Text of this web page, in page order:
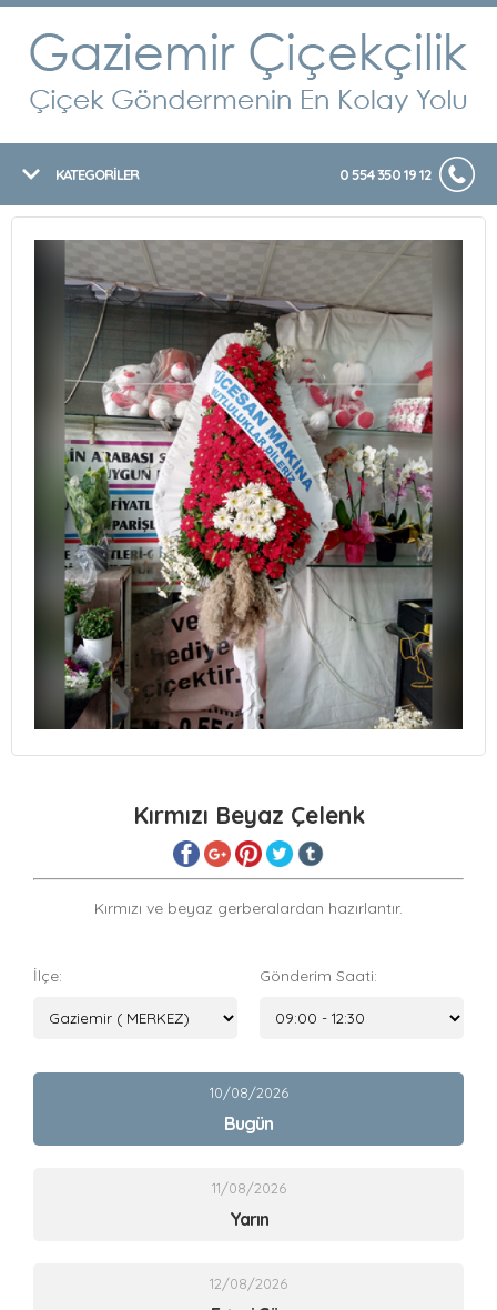
KATEGORİLER 0 554 350 19 12
Kırmızı Beyaz Çelenk
Kırmızı ve beyaz gerberalardan hazırlantır.
İlçe: Gönderim Saati:
10/08/2026
Bugün
11/08/2026
Yarın
12/08/2026